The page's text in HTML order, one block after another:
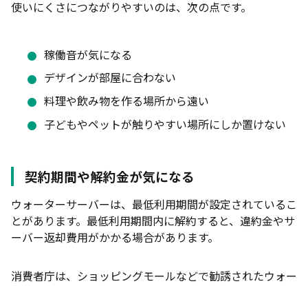
使いにくさにつながりやすいのは、次の点です。
稼働音が気になる
デザインが部屋に合わない
料理や飲み物を作る場所から遠い
子どもやペットが触りやすい場所にしか置けない
契約期間や解約金が気になる
ウォーターサーバーは、最低利用期間が設定されているこ
とがあります。最低利用期間内に解約すると、違約金やサ
ーバー返却費用がかかる場合があります。
消費者庁は、ショッピングモールなどで勧誘されたウォー